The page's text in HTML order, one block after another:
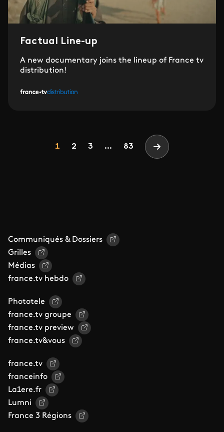
Factual Line-up
A new documentary joins the lineup of France tv
distribution!
Page
1 Page
2 Page
3 ... 83 Page suivante
Communiqués & Dossiers
Grilles
Médias
france.tv hebdo
Phototele
france.tv groupe
france.tv preview
france.tv&vous
france.tv
franceinfo
La1ere.fr
Lumni
France 3 Régions